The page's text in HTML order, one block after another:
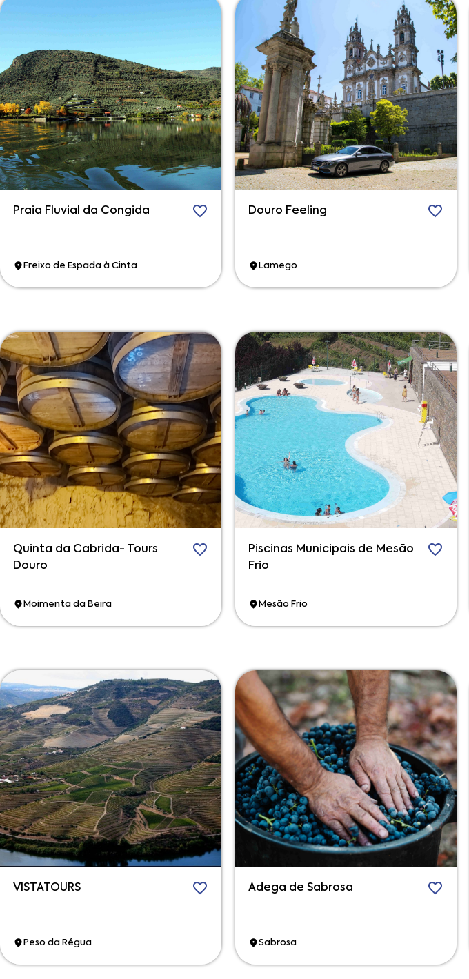
Praia Fluvial da Congida
Freixo de Espada à Cinta
Douro Feeling
Lamego
Quinta da Cabrida- Tours
Douro
Moimenta da Beira
Piscinas Municipais de Mesão
Frio
Mesão Frio
VISTATOURS
Peso da Régua
Adega de Sabrosa
Sabrosa